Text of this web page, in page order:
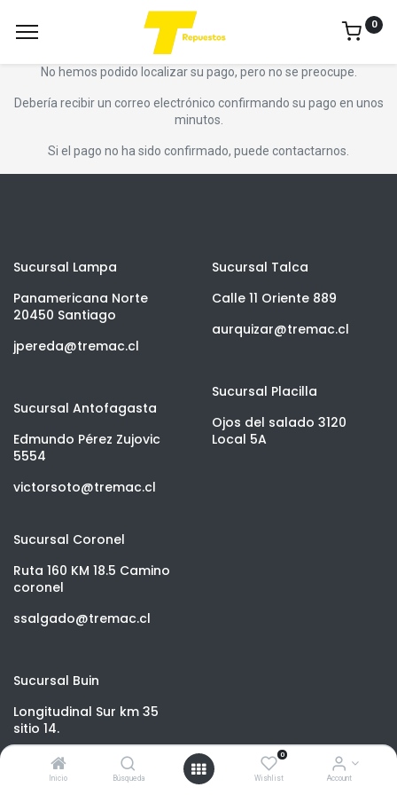
Inicio Búsqueda
0
Wishlist Account
0
No hemos podido localizar su pago, pero no se preocupe.
Debería recibir un correo electrónico confirmando su pago en unos
minutos.
Si el pago no ha sido confirmado, puede contactarnos.
Sucursal Lampa
Panamericana Norte
20450 Santiago
jpereda@tremac.cl
Sucursal Antofagasta
Edmundo Pérez Zujovic
5554
victorsoto@tremac.cl
Sucursal Talca
Calle 11 Oriente 889
aurquizar@tremac.cl
Sucursal Placilla
Ojos del salado 3120
Local 5A
Sucursal Coronel
Ruta 160 KM 18.5 Camino
coronel
ssalgado@tremac.cl
Sucursal Buin
Longitudinal Sur km 35
sitio 14.
ochavez@tremac.cl